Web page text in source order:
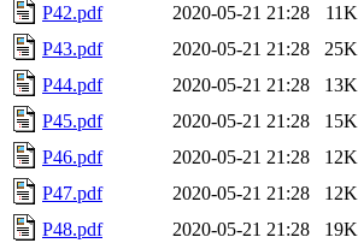
P42.pdf
2020-05-21 21:28
11K
P43.pdf
2020-05-21 21:28
25K
P44.pdf
2020-05-21 21:28
13K
P45.pdf
2020-05-21 21:28
15K
P46.pdf
2020-05-21 21:28
12K
P47.pdf
2020-05-21 21:28
12K
P48.pdf
2020-05-21 21:28
19K